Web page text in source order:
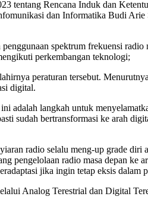
tentang Rencana Induk dan
dan Informatika Budi
spektrum frekuensi
perkembangan teknologi;
peraturan tersebut.
digital.
adalah langkah untuk
sudah bertransformasi ke arah
radio selalu meng-up grade diri
pengelolaan radio masa depan ke
jika ingin tetap eksis
Analog Terestrial dan Digital